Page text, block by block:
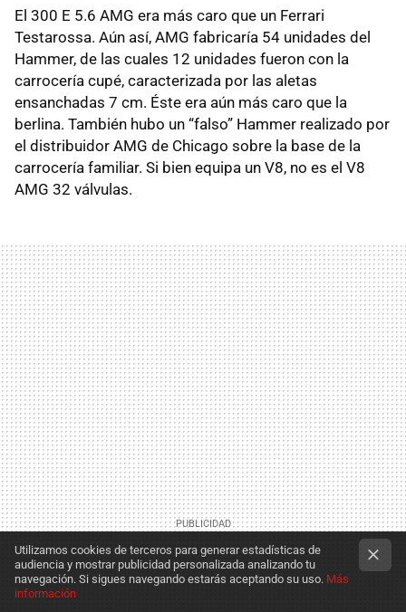
El 300 E 5.6 AMG era más caro que un Ferrari
Testarossa. Aún así, AMG fabricaría 54 unidades del
Hammer, de las cuales 12 unidades fueron con la
carrocería cupé, caracterizada por las aletas
ensanchadas 7 cm. Éste era aún más caro que la
berlina. También hubo un “falso” Hammer realizado por
el distribuidor AMG de Chicago sobre la base de la
carrocería familiar. Si bien equipa un V8, no es el V8
AMG 32 válvulas.
Utilizamos cookies de terceros para generar estadísticas de
audiencia y mostrar publicidad personalizada analizando tu
navegación. Si sigues navegando estarás aceptando su uso. Más
información